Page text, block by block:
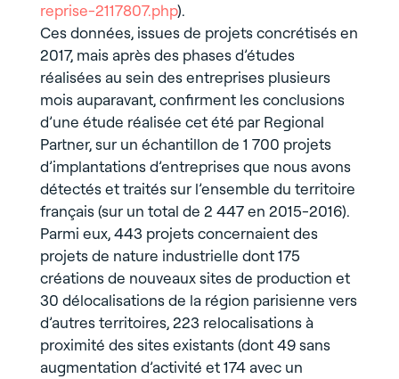
reprise-2117807.php).
Ces données, issues de projets concrétisés en
2017, mais après des phases d’études
réalisées au sein des entreprises plusieurs
mois auparavant, confirment les conclusions
d’une étude réalisée cet été par Regional
Partner, sur un échantillon de 1 700 projets
d’implantations d’entreprises que nous avons
détectés et traités sur l’ensemble du territoire
français (sur un total de 2 447 en 2015-2016).
Parmi eux, 443 projets concernaient des
projets de nature industrielle dont 175
créations de nouveaux sites de production et
30 délocalisations de la région parisienne vers
d’autres territoires, 223 relocalisations à
proximité des sites existants (dont 49 sans
augmentation d’activité et 174 avec un